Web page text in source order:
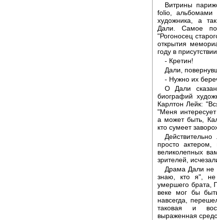
Витрины
folio, альбомами
художника, а
Дали. Самое
"Рогоносец
открытия
году в
- Кретин!
Дали,
- Нужно их
О Дали
биографий
Карлтон Лейк:
"Меня
а может быть,
кто сумеет
просто
великолепных
зрителей,
Драма Дали не
знаю, кто я", не
умершего брата,
веке мог бы
навсегда,
таковая и
выраженная